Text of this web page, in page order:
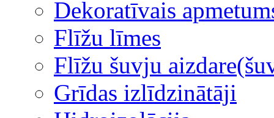
Dekoratīvais
Flīžu līmes
Flīžu šuvju
Grīdas izlīdzinātāji